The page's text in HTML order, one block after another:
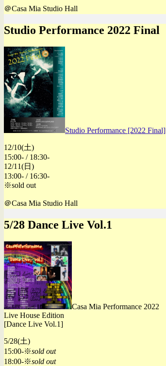
＠Casa Mia Studio Hall
Studio Performance 2022 Final
Studio Performance [2022 Final]
12/10(土)
15:00- / 18:30-
12/11(日)
13:00- / 16:30-
※sold out
＠Casa Mia Studio Hall
5/28 Dance Live Vol.1
Casa Mia Performance 2022
Live House Edition
[Dance Live Vol.1]
5/28(土)
15:00-※sold out
18:00-※sold out